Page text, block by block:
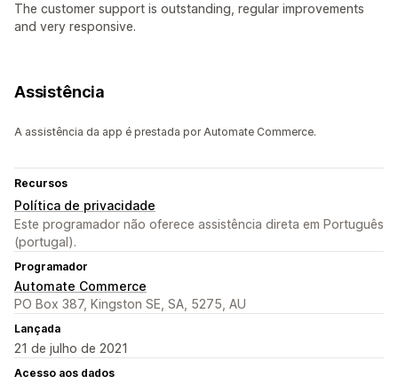
The customer support is outstanding, regular improvements
and very responsive.
Assistência
A assistência da app é prestada por Automate Commerce.
Recursos
Política de privacidade
Este programador não oferece assistência direta em Português
(portugal).
Programador
Automate Commerce
PO Box 387, Kingston SE, SA, 5275, AU
Lançada
21 de julho de 2021
Acesso aos dados